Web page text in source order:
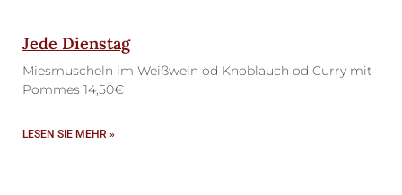
Jede Dienstag
Miesmuscheln im Weißwein od Knoblauch od Curry mit
Pommes 14,50€
LESEN SIE MEHR »